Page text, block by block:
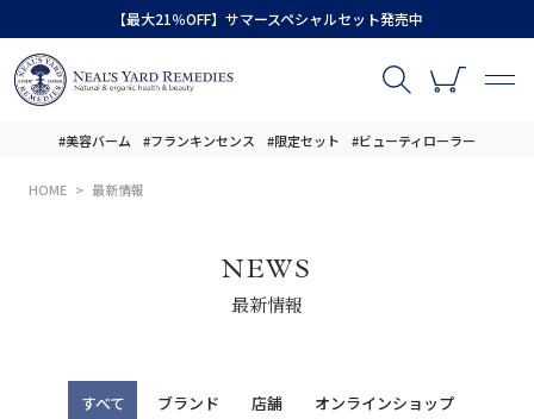
【最大21％OFF】サマースペシャルセット発売中
#美容バーム #フランキンセンス #限定セット #ビューティローラー
HOME 最新情報
NEWS
最新情報
すべて ブランド 店舗 オンラインショップ